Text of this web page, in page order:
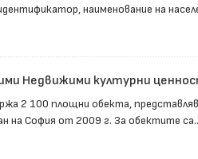
наименование на
Недвижими културни
2 100 площни обекта,
на София от 2009 г. За обектите